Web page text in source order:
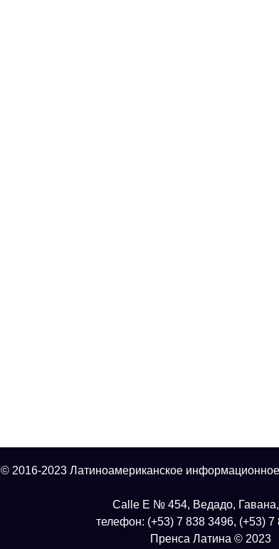
© 2016-2023 Латиноамериканское
Calle E № 454, Ведадо, Гавана,
телефон: (+53) 7 838 3496, (+53) 7
Пренса Латина © 2023